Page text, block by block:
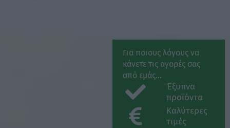
Για ποιους λόγους να
κάνετε τις αγορές σας
από εμάς...
Έξυπνα
προϊόντα
Καλύτερες
τιμές